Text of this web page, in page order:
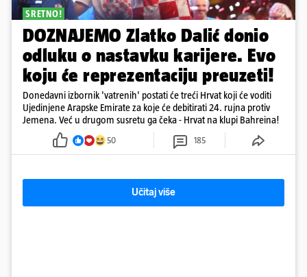
SRETNO!
DOZNAJEMO Zlatko Dalić donio
odluku o nastavku karijere. Evo
koju će reprezentaciju preuzeti!
Donedavni izbornik 'vatrenih' postati će treći Hrvat koji će voditi
Ujedinjene Arapske Emirate za koje će debitirati 24. rujna protiv
Jemena. Već u drugom susretu ga čeka - Hrvat na klupi Bahreina!
50 185
Učitaj više